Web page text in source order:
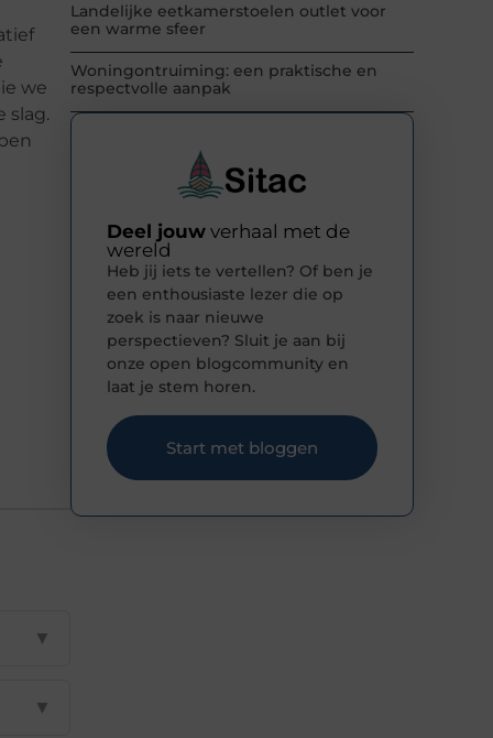
we
slag.
▼
▼
Landelijke eetkamerstoelen outlet voor
een warme sfeer
Woningontruiming: een praktische en
respectvolle aanpak
Deel jouw verhaal met de
wereld
Heb jij iets te vertellen? Of ben je
een enthousiaste lezer die op
zoek is naar nieuwe
perspectieven? Sluit je aan bij
onze open blogcommunity en
laat je stem horen.
Start met bloggen